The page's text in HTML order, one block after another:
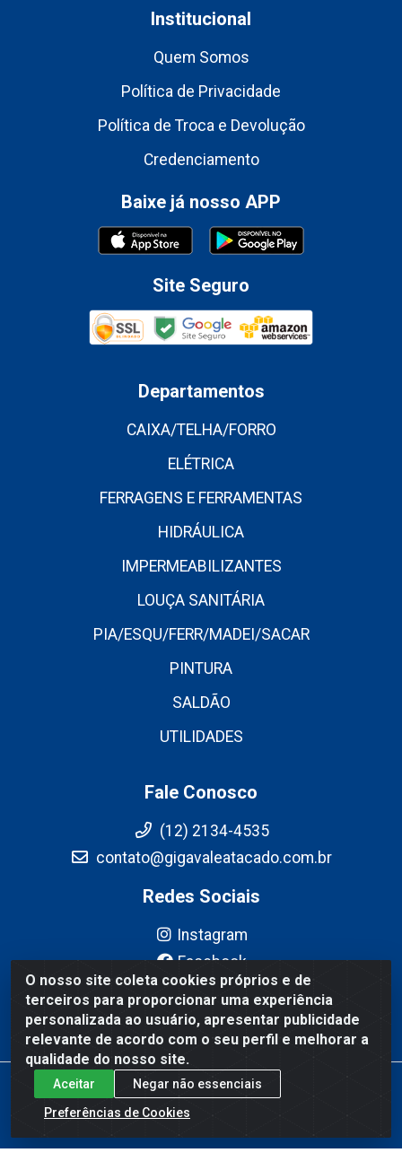
O nosso site coleta cookies próprios e de
terceiros para proporcionar uma experiência
personalizada ao usuário, apresentar publicidade
relevante de acordo com o seu perfil e melhorar a
qualidade do nosso site.
Aceitar
Negar não essenciais
Preferências de Cookies
Institucional
Quem Somos
Política de Privacidade
Política de Troca e Devolução
Credenciamento
Baixe já nosso APP
Site Seguro
Departamentos
CAIXA/TELHA/FORRO
ELÉTRICA
FERRAGENS E FERRAMENTAS
HIDRÁULICA
IMPERMEABILIZANTES
LOUÇA SANITÁRIA
PIA/ESQU/FERR/MADEI/SACAR
PINTURA
SALDÃO
UTILIDADES
Fale Conosco
(12) 2134-4535
contato@gigavaleatacado.com.br
Redes Sociais
Instagram
Facebook
YouTube
Linkedin
Gigavale Atacado - Av. Pedro Friggi, 451 - Vista Verde, São José
dos Campos/SP - CEP 12223-430 - CNPJ 08.978.600/0004-83